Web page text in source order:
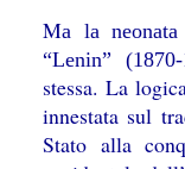
Ma la
“Lenin”
stessa. La
innestata sul
Stato alla